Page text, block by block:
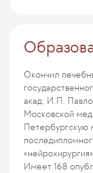
Окончил
акад. И.П.
Московской
Петербургскую
Имеет 168